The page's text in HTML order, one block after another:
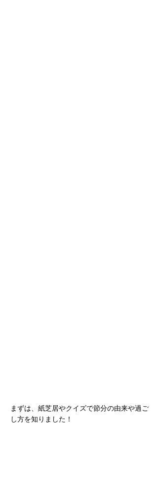
まずは、紙芝居やクイズで節分の由来や過ご
し方を知りました！